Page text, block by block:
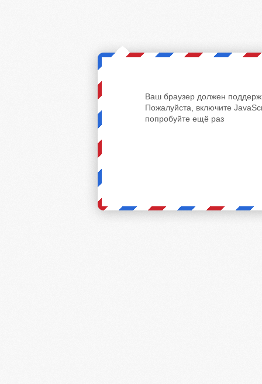
Ваш браузер должен
Пожалуйста, включите
попробуйте ещё раз